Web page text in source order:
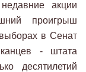
акции
проигрыш
в Сенат
- штата
десятилетий